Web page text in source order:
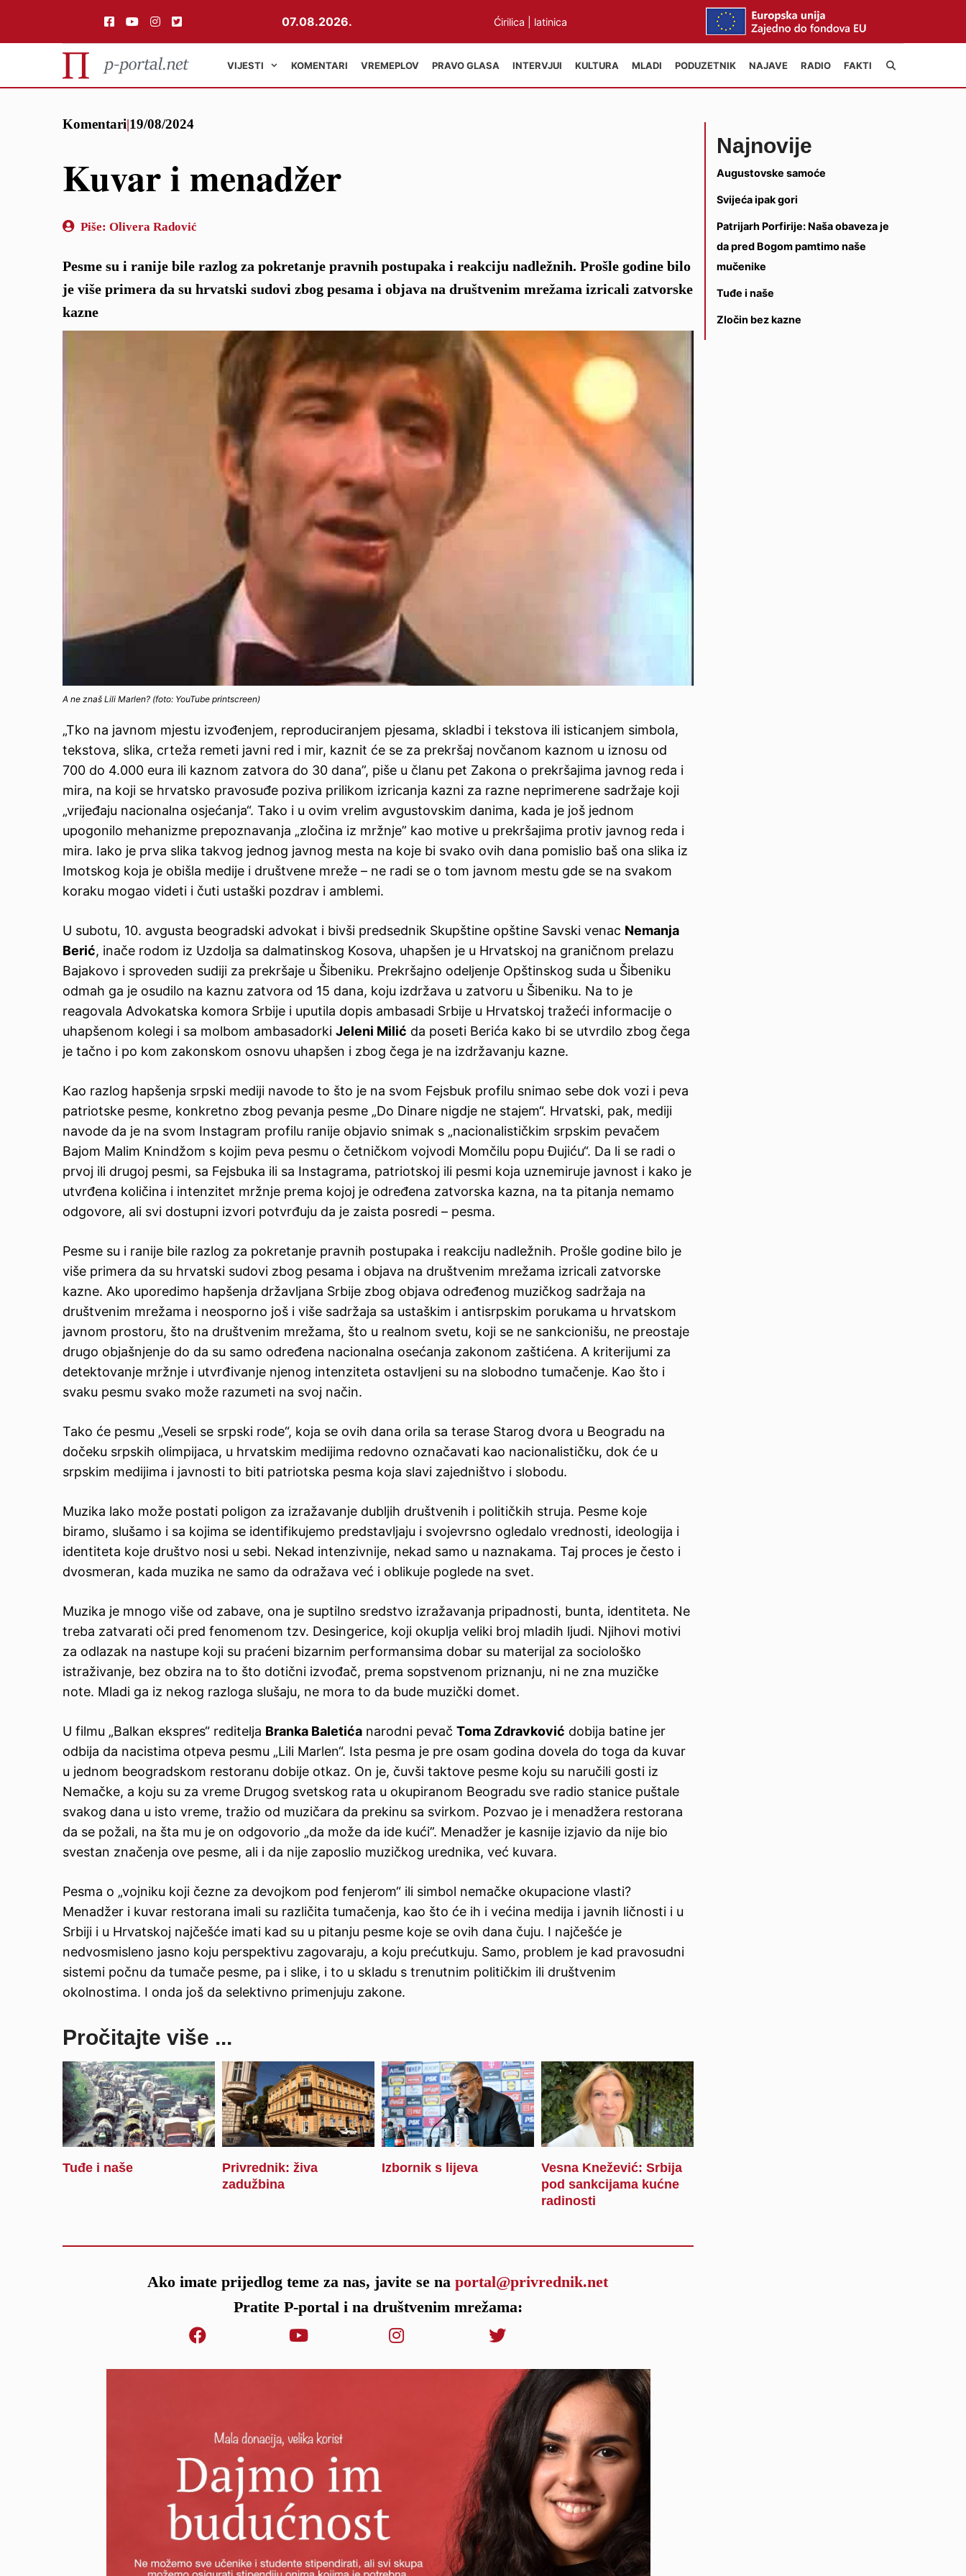
07.08.2026. Ćirilica latinica
VIJESTI KOMENTARI VREMEPLOV PRAVO GLASA INTERVJUI KULTURA MLADI PODUZETNIK NAJAVE RADIO FAKTI
Komentari|19/08/2024
Kuvar i menadžer
Piše: Olivera Radović
Pesme su i ranije bile razlog za pokretanje pravnih postupaka i reakciju nadležnih. Prošle godine bilo
je više primera da su hrvatski sudovi zbog pesama i objava na društvenim mrežama izricali zatvorske
kazne
A ne znaš Lili Marlen? (foto: YouTube printscreen)
„Tko na javnom mjestu izvođenjem, reproduciranjem pjesama, skladbi i tekstova ili isticanjem simbola,
tekstova, slika, crteža remeti javni red i mir, kaznit će se za prekršaj novčanom kaznom u iznosu od
700 do 4.000 eura ili kaznom zatvora do 30 dana”, piše u članu pet Zakona o prekršajima javnog reda i
mira, na koji se hrvatsko pravosuđe poziva prilikom izricanja kazni za razne neprimerene sadržaje koji
„vrijeđaju nacionalna osjećanja“. Tako i u ovim vrelim avgustovskim danima, kada je još jednom
upogonilo mehanizme prepoznavanja „zločina iz mržnje” kao motive u prekršajima protiv javnog reda i
mira. Iako je prva slika takvog jednog javnog mesta na koje bi svako ovih dana pomislio baš ona slika iz
Imotskog koja je obišla medije i društvene mreže – ne radi se o tom javnom mestu gde se na svakom
koraku mogao videti i čuti ustaški pozdrav i amblemi.
U subotu, 10. avgusta beogradski advokat i bivši predsednik Skupštine opštine Savski venac Nemanja
Berić, inače rodom iz Uzdolja sa dalmatinskog Kosova, uhapšen je u Hrvatskoj na graničnom prelazu
Bajakovo i sproveden sudiji za prekršaje u Šibeniku. Prekršajno odeljenje Opštinskog suda u Šibeniku
odmah ga je osudilo na kaznu zatvora od 15 dana, koju izdržava u zatvoru u Šibeniku. Na to je
reagovala Advokatska komora Srbije i uputila dopis ambasadi Srbije u Hrvatskoj tražeći informacije o
uhapšenom kolegi i sa molbom ambasadorki Jeleni Milić da poseti Berića kako bi se utvrdilo zbog čega
je tačno i po kom zakonskom osnovu uhapšen i zbog čega je na izdržavanju kazne.
Kao razlog hapšenja srpski mediji navode to što je na svom Fejsbuk profilu snimao sebe dok vozi i peva
patriotske pesme, konkretno zbog pevanja pesme „Do Dinare nigdje ne stajem“. Hrvatski, pak, mediji
navode da je na svom Instagram profilu ranije objavio snimak s „nacionalističkim srpskim pevačem
Bajom Malim Knindžom s kojim peva pesmu o četničkom vojvodi Momčilu popu Đujiću“. Da li se radi o
prvoj ili drugoj pesmi, sa Fejsbuka ili sa Instagrama, patriotskoj ili pesmi koja uznemiruje javnost i kako je
utvrđena količina i intenzitet mržnje prema kojoj je određena zatvorska kazna, na ta pitanja nemamo
odgovore, ali svi dostupni izvori potvrđuju da je zaista posredi – pesma.
Pesme su i ranije bile razlog za pokretanje pravnih postupaka i reakciju nadležnih. Prošle godine bilo je
više primera da su hrvatski sudovi zbog pesama i objava na društvenim mrežama izricali zatvorske
kazne. Ako uporedimo hapšenja državljana Srbije zbog objava određenog muzičkog sadržaja na
društvenim mrežama i neosporno još i više sadržaja sa ustaškim i antisrpskim porukama u hrvatskom
javnom prostoru, što na društvenim mrežama, što u realnom svetu, koji se ne sankcionišu, ne preostaje
drugo objašnjenje do da su samo određena nacionalna osećanja zakonom zaštićena. A kriterijumi za
detektovanje mržnje i utvrđivanje njenog intenziteta ostavljeni su na slobodno tumačenje. Kao što i
svaku pesmu svako može razumeti na svoj način.
Tako će pesmu „Veseli se srpski rode“, koja se ovih dana orila sa terase Starog dvora u Beogradu na
dočeku srpskih olimpijaca, u hrvatskim medijima redovno označavati kao nacionalističku, dok će u
srpskim medijima i javnosti to biti patriotska pesma koja slavi zajedništvo i slobodu.
Muzika lako može postati poligon za izražavanje dubljih društvenih i političkih struja. Pesme koje
biramo, slušamo i sa kojima se identifikujemo predstavljaju i svojevrsno ogledalo vrednosti, ideologija i
identiteta koje društvo nosi u sebi. Nekad intenzivnije, nekad samo u naznakama. Taj proces je često i
dvosmeran, kada muzika ne samo da odražava već i oblikuje poglede na svet.
Muzika je mnogo više od zabave, ona je suptilno sredstvo izražavanja pripadnosti, bunta, identiteta. Ne
treba zatvarati oči pred fenomenom tzv. Desingerice, koji okuplja veliki broj mladih ljudi. Njihovi motivi
za odlazak na nastupe koji su praćeni bizarnim performansima dobar su materijal za sociološko
istraživanje, bez obzira na to što dotični izvođač, prema sopstvenom priznanju, ni ne zna muzičke
note. Mladi ga iz nekog razloga slušaju, ne mora to da bude muzički domet.
U filmu „Balkan ekspres“ reditelja Branka Baletića narodni pevač Toma Zdravković dobija batine jer
odbija da nacistima otpeva pesmu „Lili Marlen“. Ista pesma je pre osam godina dovela do toga da kuvar
u jednom beogradskom restoranu dobije otkaz. On je, čuvši taktove pesme koju su naručili gosti iz
Nemačke, a koju su za vreme Drugog svetskog rata u okupiranom Beogradu sve radio stanice puštale
svakog dana u isto vreme, tražio od muzičara da prekinu sa svirkom. Pozvao je i menadžera restorana
da se požali, na šta mu je on odgovorio „da može da ide kući”. Menadžer je kasnije izjavio da nije bio
svestan značenja ove pesme, ali i da nije zaposlio muzičkog urednika, već kuvara.
Pesma o „vojniku koji čezne za devojkom pod fenjerom“ ili simbol nemačke okupacione vlasti?
Menadžer i kuvar restorana imali su različita tumačenja, kao što će ih i većina medija i javnih ličnosti i u
Srbiji i u Hrvatskoj najčešće imati kad su u pitanju pesme koje se ovih dana čuju. I najčešće je
nedvosmisleno jasno koju perspektivu zagovaraju, a koju prećutkuju. Samo, problem je kad pravosudni
sistemi počnu da tumače pesme, pa i slike, i to u skladu s trenutnim političkim ili društvenim
okolnostima. I onda još da selektivno primenjuju zakone.
Pročitajte više ...
Tuđe i naše
Privrednik: živa
zadužbina
Izbornik s lijeva
Vesna Knežević: Srbija
pod sankcijama kućne
radinosti
Ako imate prijedlog teme za nas, javite se naportal@privrednik.net
Pratite P-portal i na društvenim mrežama:
Najnovije
Augustovske samoće
Svijeća ipak gori
Patrijarh Porfirije: Naša obaveza je
da pred Bogom pamtimo naše
mučenike
Tuđe i naše
Zločin bez kazne